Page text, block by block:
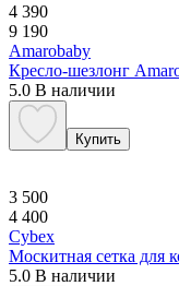
4 390
9 190
Amarobaby
Кресло-шезлонг
5.0 В наличии
Купить
3 500
4 400
Cybex
Москитная сетка для
5.0 В наличии